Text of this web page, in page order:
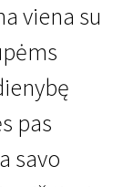
viena su
pas
savo